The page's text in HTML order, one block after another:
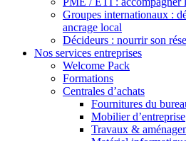
Groupes internationaux :
ancrage local
Décideurs : nourrir son
Nos services entreprises
Welcome Pack
Formations
Centrales d’achats
Fournitures du
Mobilier d’entreprise
Travaux &